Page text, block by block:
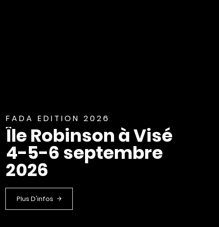
FADA EDITION 2026
Île Robinson à Visé
4-5-6 septembre
2026
Plus D'infos